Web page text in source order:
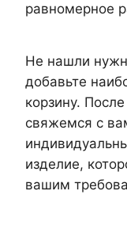
равномерное
Не нашли
добавьте
корзину.
свяжемся с
изделие,
вашим